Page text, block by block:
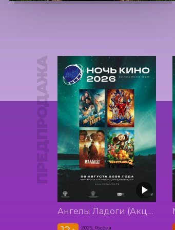
ПРЕДПРОДАЖА
Ангелы Ладоги (Акция Ночь Кино 2026)
2026, Россия